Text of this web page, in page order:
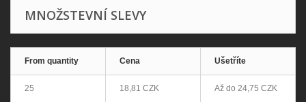
MNOŽSTEVNÍ SLEVY
From quantity Cena Ušetříte
25 18,81 CZK Až do 24,75 CZK